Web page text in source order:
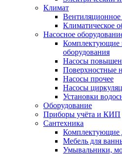
Климат
Вентиляционное
Климатическое
Насосное
Комплектующие
оборудования
Насосы
Поверхностные
Насосы прочее
Насосы
Установки
Оборудование
Приборы учёта и КИП
Сантехника
Комплектующие
Мебель для
Умывальники,